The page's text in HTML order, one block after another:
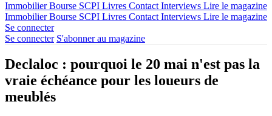
ImmobilierBourse SCPI Livres Contact Interviews Lire le magazine
ImmobilierBourse SCPI Livres Contact Interviews Lire le magazine
Se connecter
Se connecter S'abonner au magazine
Declaloc : pourquoi le 20 mai n'est pas la
vraie échéance pour les loueurs de
meublés